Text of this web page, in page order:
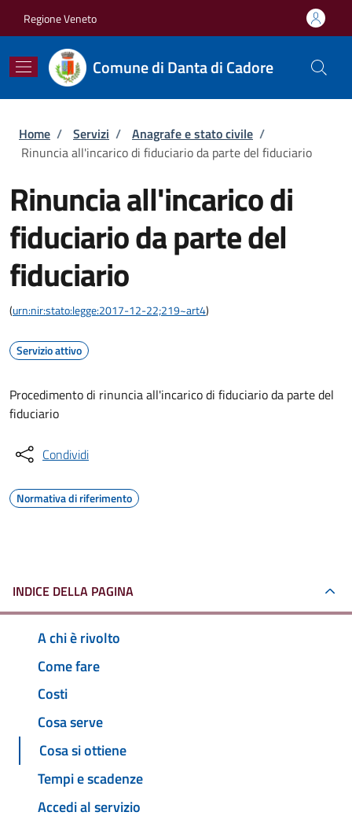
Regione Veneto
Comune di Danta di Cadore
Briciole di pane
Home / Servizi / Anagrafe e stato civile /
Rinuncia all'incarico di fiduciario da parte del fiduciario
Rinuncia all'incarico di
fiduciario da parte del
fiduciario
(urn:nir:stato:legge:2017-12-22;219~art4)
Servizio attivo
Procedimento di rinuncia all'incarico di fiduciario da parte del
fiduciario
Condividi
Normativa di riferimento
INDICE DELLA PAGINA
A chi è rivolto
Come fare
Costi
Cosa serve
Cosa si ottiene
Tempi e scadenze
Accedi al servizio